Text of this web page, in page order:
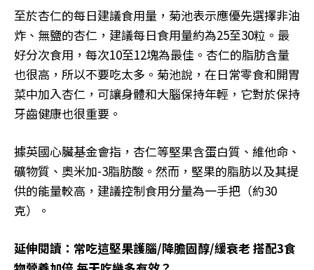
至於杏仁的每日建議食用量，菊池表示應優先選擇非油
炸、無鹽的杏仁，建議每日食用量約為25至30粒。最
好分次食用，每次10至12塊為最佳。杏仁的脂肪含量
也很高，所以不要吃太多。菊池說，在日常零食和開胃
菜中加入杏仁，可讓身體和大腦保持年輕，它對於保持
牙齒健康也很重要。
據英國心臟基金會指，杏仁等堅果含蛋白質、維他命、
礦物質、奧米加-3脂肪酸。然而，堅果的脂肪以及其提
供的能量較高，建議控制食用分量為一手把（約30
克）。
延伸閱讀：常吃這堅果護腦/降膽固醇/緩衰老 搭配3食